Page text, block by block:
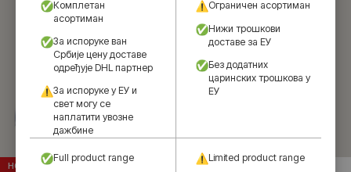
НОВО НОВО
Комплетан
асортиман
За испоруке ван
Србије цену доставе
одређује DHL партнер
За испоруке у ЕУ и
свет могу се
наплатити увозне
дажбине
Ограничен асортиман
Нижи трошкови
доставе за ЕУ
Без додатних
царинских трошкова у
ЕУ
Full product range
Limited product range